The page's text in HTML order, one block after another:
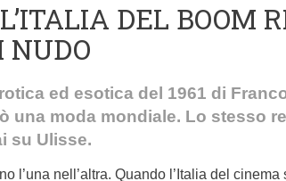
DEL BOOM
NUDO
ed esotica del 1961 di
una moda mondiale. Lo stesso
su Ulisse.
l’una nell’altra. Quando l’Italia del